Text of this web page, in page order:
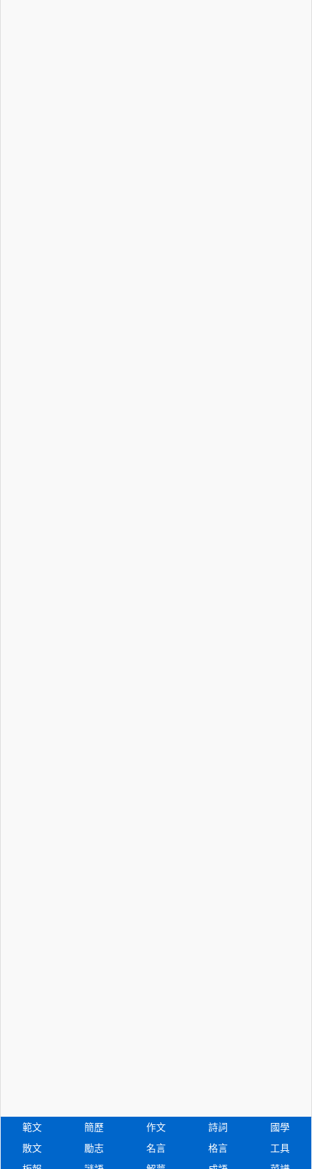
範文 簡歷 作文 詩詞
國學
散文
勵志 名言 格言
工具